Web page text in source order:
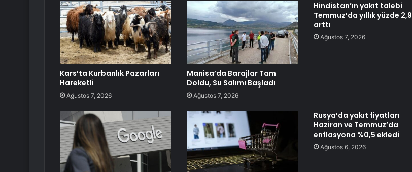
Kars’ta Kurbanlık Pazarları
Hareketli
Ağustos 7, 2026
Manisa’da Barajlar Tam
Doldu, Su Salımı Başladı
Ağustos 7, 2026
Hindistan’ın yakıt talebi
Temmuz’da yıllık yüzde 2,9
arttı
Ağustos 7, 2026
Rusya’da yakıt fiyatları
Haziran ve Temmuz’da
enflasyona %0,5 ekledi
Ağustos 6, 2026